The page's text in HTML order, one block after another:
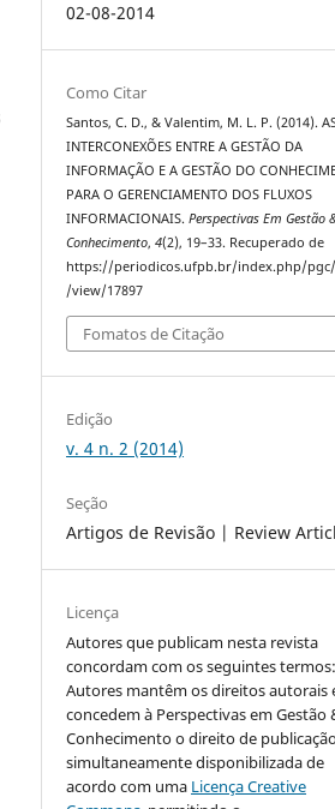
02-08-2014
Como Citar
Santos, C. D., & Valentim, M. L. P. (2014).
INTERCONEXÕES ENTRE A GESTÃO DA
INFORMAÇÃO E A GESTÃO DO
PARA O GERENCIAMENTO DOS FLUXOS
INFORMACIONAIS.Perspectivas Em Gestão
Conhecimento,4(2), 19–33. Recuperado de
https://periodicos.ufpb.br/index.php/
/view/17897
Fomatos de Citação
Edição
v. 4 n. 2 (2014)
Seção
Artigos de Revisão | Review
Licença
Autores que publicam nesta revista
concordam com os seguintes
Autores mantêm os direitos autorais
concedem à Perspectivas em Gestão
Conhecimento o direito de
simultaneamente disponibilizada de
acordo com uma Licença Creative